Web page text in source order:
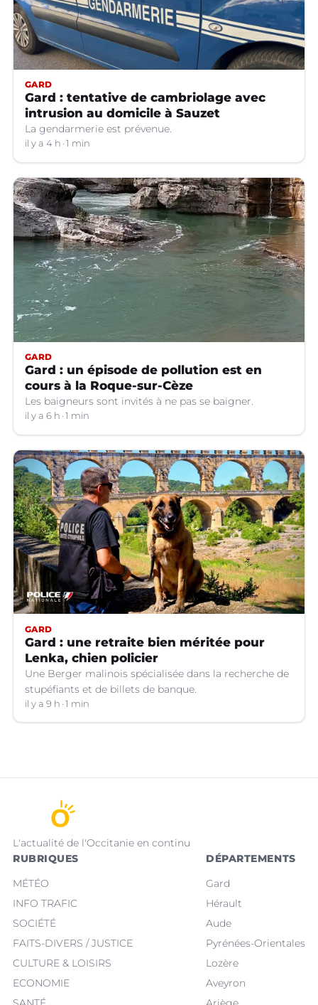
GARD
Gard : tentative de cambriolage avec
intrusion au domicile à Sauzet
La gendarmerie est prévenue.
il y a 4 h 1 min
GARD
Gard : un épisode de pollution est en
cours à la Roque-sur-Cèze
Les baigneurs sont invités à ne pas se baigner.
il y a 6 h 1 min
GARD
Gard : une retraite bien méritée pour
Lenka, chien policier
Une Berger malinois spécialisée dans la recherche de
stupéfiants et de billets de banque.
il y a 9 h 1 min
L'actualité de l'Occitanie en continu
RUBRIQUES
MÉTÉO
INFO TRAFIC
SOCIÉTÉ
FAITS-DIVERS / JUSTICE
CULTURE & LOISIRS
ECONOMIE
DÉPARTEMENTS
Gard
Hérault
Aude
Pyrénées-Orientales
Lozère
Aveyron